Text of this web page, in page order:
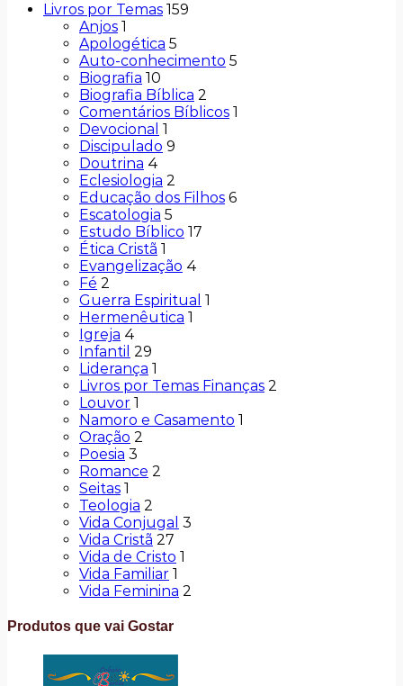
Livros por Temas 159
Anjos 1
Apologética 5
Auto-conhecimento 5
Biografia 10
Biografia Bíblica 2
Comentários Bíblicos 1
Devocional 1
Discipulado 9
Doutrina 4
Eclesiologia 2
Educação dos Filhos 6
Escatologia 5
Estudo Bíblico 17
Ética Cristã 1
Evangelização 4
Fé 2
Guerra Espiritual 1
Hermenêutica 1
Igreja 4
Infantil 29
Liderança 1
Livros por Temas Finanças 2
Louvor 1
Namoro e Casamento 1
Oração 2
Poesia 3
Romance 2
Seitas 1
Teologia 2
Vida Conjugal 3
Vida Cristã 27
Vida de Cristo 1
Vida Familiar 1
Vida Feminina 2
Produtos que vai Gostar